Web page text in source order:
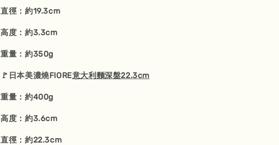
直徑：約19.3cm
高度：約3.3cm
重量：約350g
🚩日本美濃燒FIORE意大利麵深盤22.3cm
重量：約400g
高度：約3.6cm
直徑：約22.3cm